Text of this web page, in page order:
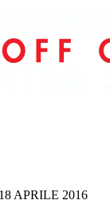
18 APRILE 2016